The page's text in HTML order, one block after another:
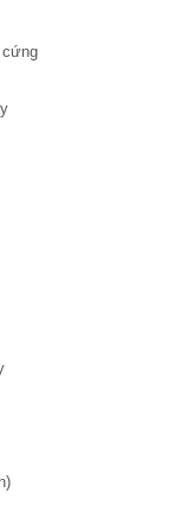
cứng